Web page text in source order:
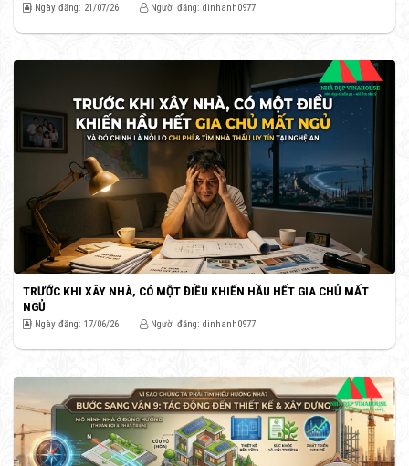
Ngày đăng: 21/07/26 Người đăng: dinhanh0977
TRƯỚC KHI XÂY NHÀ, CÓ MỘT ĐIỀU KHIẾN HẦU HẾT GIA CHỦ MẤT
NGỦ
Ngày đăng: 17/06/26 Người đăng: dinhanh0977